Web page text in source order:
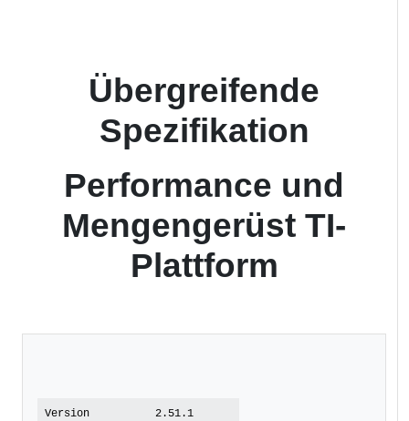
Übergreifende
Spezifikation
Performance und
Mengengerüst TI-
Plattform
Version 2.51.1